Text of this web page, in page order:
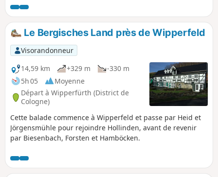
d'une vue imprenable sur le lac artificiel. Des sentiers de
randonnée exigeants, parfois étroits et souvent historiques,
mènent le randonneur à travers de nombreux ravins et sur
des crêtes boisées.
Le Bergisches Land près de Wipperfeld
Visorandonneur
14,59 km
+329 m
-330 m
5h 05
Moyenne
Départ à Wipperfürth (District de
Cologne)
Cette balade commence à Wipperfeld et passe par Heid et
Jörgensmühle pour rejoindre Hollinden, avant de revenir
par Biesenbach, Forsten et Hamböcken.